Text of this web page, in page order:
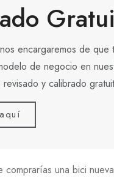
encargaremos de
de negocio en
revisado y calibrado
una bici